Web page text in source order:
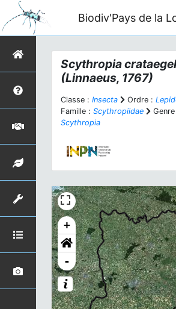
Biodiv'Pays de la
Scythropia
(Linnaeus, 1767)
Classe : Insecta Ordre :
Famille : Scythropiidae
Scythropia
+
-